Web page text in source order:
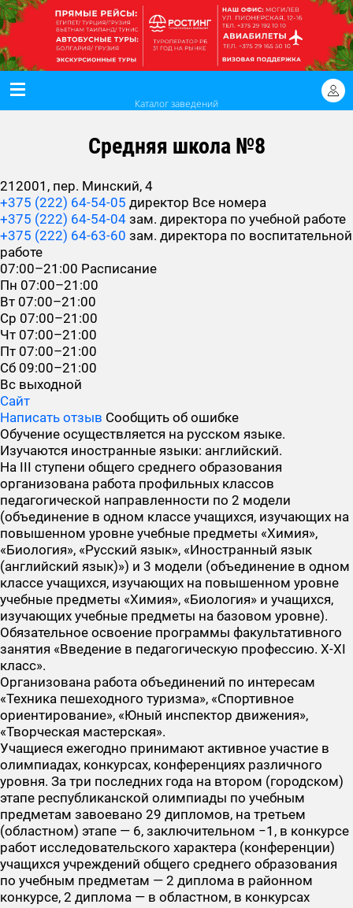
Каталог заведений
Средняя школа №8
212001, пер. Минский, 4
+375 (222) 64-54-05 директор Все номера
+375 (222) 64-54-04 зам. директора по учебной работе
+375 (222) 64-63-60 зам. директора по воспитательной
работе
07:00–21:00 Расписание
Пн 07:00–21:00
Вт 07:00–21:00
Ср 07:00–21:00
Чт 07:00–21:00
Пт 07:00–21:00
Сб 09:00–21:00
Вс выходной
Сайт
Написать отзыв Сообщить об ошибке
Обучение осуществляется на русском языке.
Изучаются иностранные языки: английский.
На III ступени общего среднего образования
организована работа профильных классов
педагогической направленности по 2 модели
(объединение в одном классе учащихся, изучающих на
повышенном уровне учебные предметы «Химия»,
«Биология», «Русский язык», «Иностранный язык
(английский язык)») и 3 модели (объединение в одном
классе учащихся, изучающих на повышенном уровне
учебные предметы «Химия», «Биология» и учащихся,
изучающих учебные предметы на базовом уровне).
Обязательное освоение программы факультативного
занятия «Введение в педагогическую профессию. Х-ХІ
класс».
Организована работа объединений по интересам
«Техника пешеходного туризма», «Спортивное
ориентирование», «Юный инспектор движения»,
«Творческая мастерская».
Учащиеся ежегодно принимают активное участие в
олимпиадах, конкурсах, конференциях различного
уровня. За три последних года на втором (городском)
этапе республиканской олимпиады по учебным
предметам завоевано 29 дипломов, на третьем
(областном) этапе — 6, заключительном −1, в конкурсе
работ исследовательского характера (конференции)
учащихся учреждений общего среднего образования
по учебным предметам — 2 диплома в районном
конкурсе, 2 диплома — в областном, в конкурсах